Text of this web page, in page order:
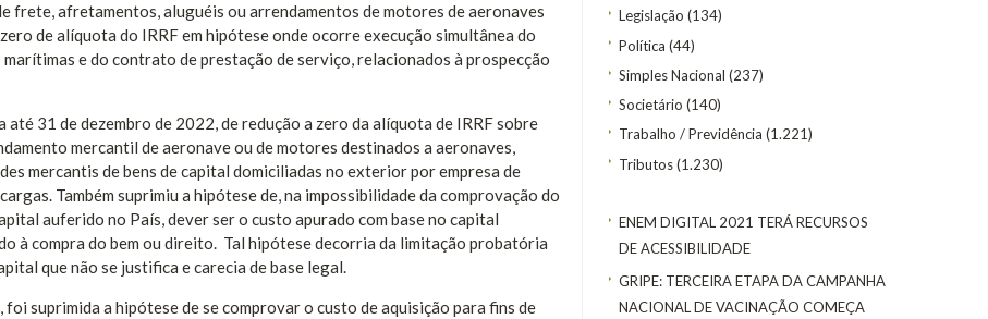
Legislação (134)
Política (44)
Simples Nacional (237)
Societário (140)
Trabalho / Previdência (1.221)
Tributos(1.230)
ENEM DIGITAL 2021 TERÁ RECURSOS
DE ACESSIBILIDADE
GRIPE: TERCEIRA ETAPA DA CAMPANHA
NACIONAL DE VACINAÇÃO COMEÇA
frete, afretamentos, aluguéis ou arrendamentos de motores de aeronaves
de alíquota do IRRF em hipótese onde ocorre execução simultânea do
e do contrato de prestação de serviço, relacionados à prospecção
31 de dezembro de 2022, de redução a zero da alíquota de IRRF sobre
mercantil de aeronave ou de motores destinados a aeronaves,
mercantis de bens de capital domiciliadas no exterior por empresa de
Também suprimiu a hipótese de, na impossibilidade da comprovação do
auferido no País, dever ser o custo apurado com base no capital
à compra do bem ou direito. Tal hipótese decorria da limitação probatória
que não se justifica e carecia de base legal.
foi suprimida a hipótese de se comprovar o custo de aquisição para fins de